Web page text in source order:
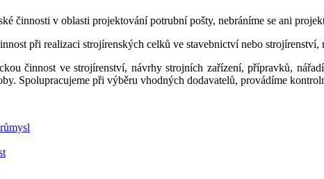
činnosti v oblasti projektování potrubní pošty, nebráníme se ani
při realizaci strojírenských celků ve stavebnictví nebo strojírenství,
činnost ve strojírenství, návrhy strojních zařízení, přípravků,
Spolupracujeme při výběru vhodných dodavatelů, provádíme